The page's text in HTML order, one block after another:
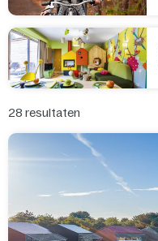
28 resultaten